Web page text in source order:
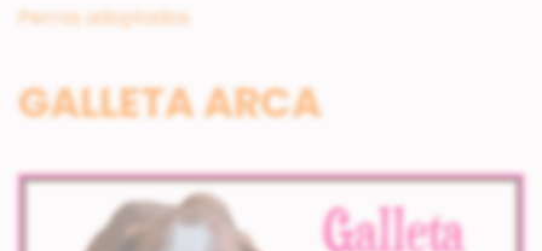
Perros adoptados
GALLETA ARCA